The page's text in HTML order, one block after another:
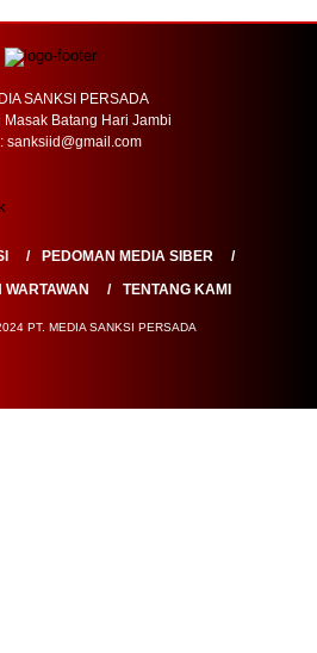
SANKSI PERSADA
Masak Batang Hari Jambi
sanksiid@gmail.com